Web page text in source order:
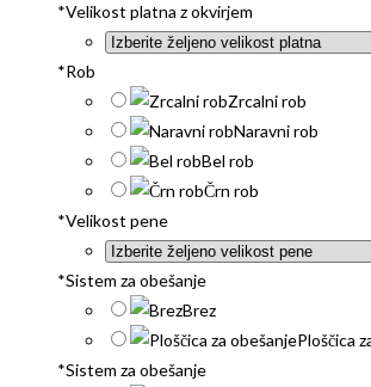
*Velikost platna z okvirjem
*Rob
Zrcalni rob
Naravni rob
Bel rob
Črn rob
*Velikost pene
*Sistem za obešanje
Brez
Ploščica
*Sistem za obešanje